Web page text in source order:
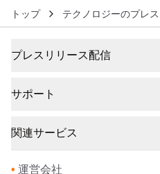
トップ テクノロジーのプレ
プレスリリース配信
サポート
関連サービス
• 運営会社